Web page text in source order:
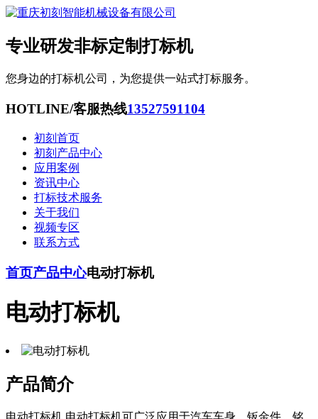
专业研发非标定制打标机
您身边的打标机公司，为您提供一站式打标服务。
HOTLINE/客服热线13527591104
初刻首页
初刻产品中心
应用案例
资讯中心
打标技术服务
关于我们
视频专区
联系方式
首页产品中心电动打标机
电动打标机
产品简介
电动打标机 电动打标机可广泛应用于汽车车身、钣金件、铭